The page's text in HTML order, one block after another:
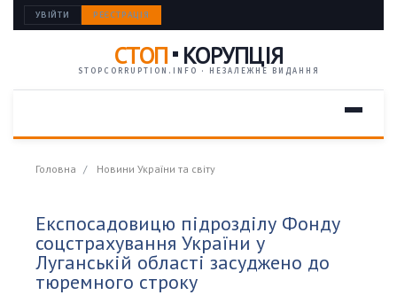
УВІЙТИ РЕЄСТРАЦІЯ
СТОП КОРУПЦІЯ
STOPCORRUPTION.INFO · НЕЗАЛЕЖНЕ ВИДАННЯ
Головна Новини України та світу
Експосадовицю підрозділу Фонду
соцстрахування України у
Луганській області засуджено до
тюремного строку